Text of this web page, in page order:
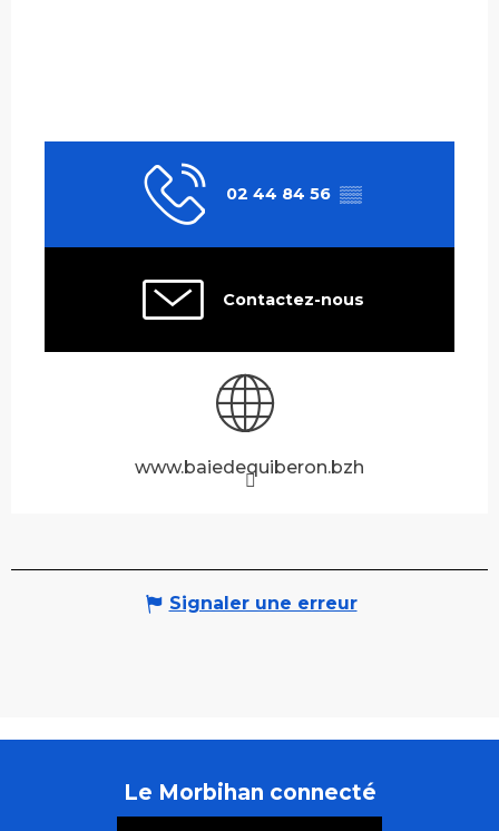
02 44 84 56 ▒▒
Contactez-nous
www.baiedequiberon.bzh
Signaler une erreur
Le Morbihan connecté